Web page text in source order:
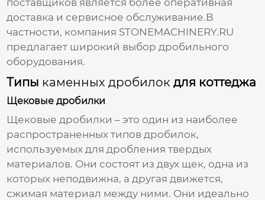
доставка и сервисное обслуживание.В
частности, компания STONEMACHINERY.RU
предлагает широкий выбор дробильного
оборудования.
Типы каменных дробилок для коттеджа
Щековые дробилки
Щековые дробилки – это один из наиболее
распространенных типов дробилок,
используемых для дробления твердых
материалов. Они состоят из двух щек, одна из
которых неподвижна, а другая движется,
сжимая материал между ними. Они идеально